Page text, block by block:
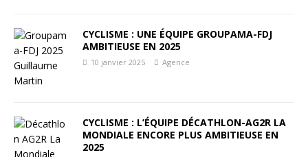
CYCLISME : UNE ÉQUIPE GROUPAMA-FDJ
AMBITIEUSE EN 2025
10 janvier 2025 Agence
CYCLISME : L’ÉQUIPE DÉCATHLON-AG2R LA
MONDIALE ENCORE PLUS AMBITIEUSE EN
2025